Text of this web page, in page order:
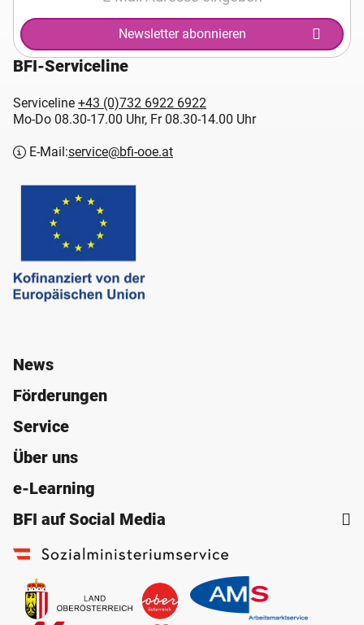
Newsletter abonnieren
BFI-Serviceline
Serviceline +43 (0)732 6922 6922
Mo-Do 08.30-17.00 Uhr, Fr 08.30-14.00 Uhr
E-Mail:service@bfi-ooe.at
News
Förderungen
Service
Über uns
e-Learning
BFI auf Social Media